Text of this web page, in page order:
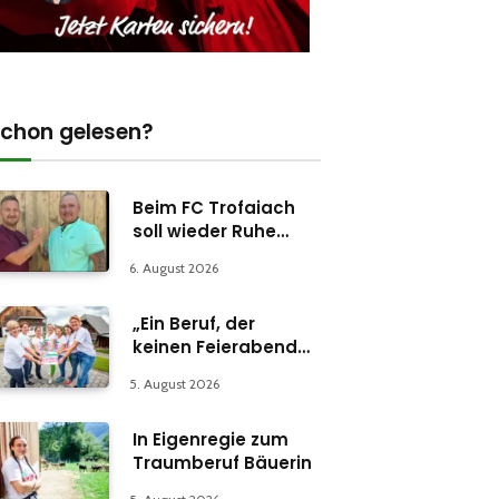
gelesen?
Beim FC Trofaiach
soll wieder Ruhe
6. August 2026
„Ein Beruf, der
keinen Feierabend
5. August 2026
In Eigenregie zum
Traumberuf Bäuerin